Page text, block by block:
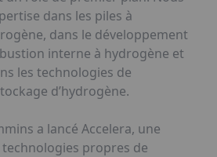
dans les piles à
dans le développement
interne à hydrogène et
les technologies de
d’hydrogène.
a lancé Accelera, une
propres de